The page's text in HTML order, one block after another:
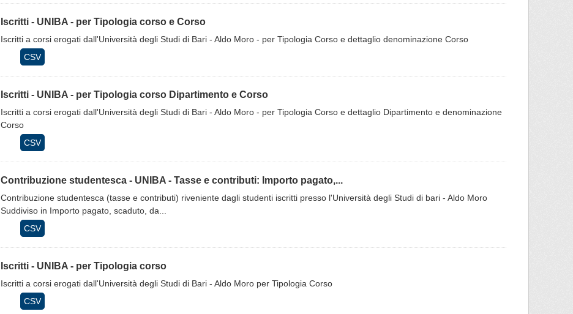
Iscritti - UNIBA - per Tipologia corso e Corso
Iscritti a corsi erogati dall'Università degli Studi di Bari - Aldo Moro - per Tipologia Corso e dettaglio denominazione Corso
CSV
Iscritti - UNIBA - per Tipologia corso Dipartimento e Corso
Iscritti a corsi erogati dall'Università degli Studi di Bari - Aldo Moro - per Tipologia Corso e dettaglio Dipartimento e denominazione
Corso
CSV
Contribuzione studentesca - UNIBA - Tasse e contributi: Importo pagato,...
Contribuzione studentesca (tasse e contributi) riveniente dagli studenti iscritti presso l'Università degli Studi di bari - Aldo Moro
Suddiviso in Importo pagato, scaduto, da...
CSV
Iscritti - UNIBA - per Tipologia corso
Iscritti a corsi erogati dall'Università degli Studi di Bari - Aldo Moro per Tipologia Corso
CSV